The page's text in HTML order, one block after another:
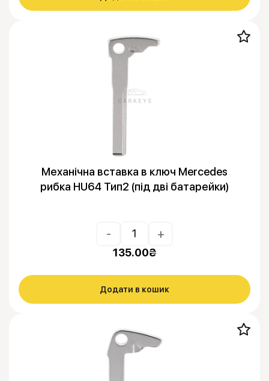
Механічна вставка в ключ Mercedes
рибка HU64 Тип2 (під дві батарейки)
- +
135.00₴
Додати в кошик